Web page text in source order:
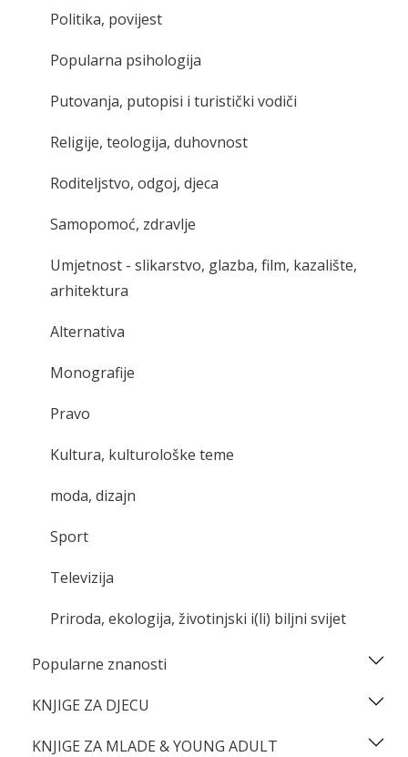
Politika, povijest
Popularna psihologija
Putovanja, putopisi i turistički vodiči
Religije, teologija, duhovnost
Roditeljstvo, odgoj, djeca
Samopomoć, zdravlje
Umjetnost - slikarstvo, glazba, film, kazalište,
arhitektura
Alternativa
Monografije
Pravo
Kultura, kulturološke teme
moda, dizajn
Sport
Televizija
Priroda, ekologija, životinjski i(li) biljni svijet
Popularne znanosti
KNJIGE ZA DJECU
KNJIGE ZA MLADE & YOUNG ADULT